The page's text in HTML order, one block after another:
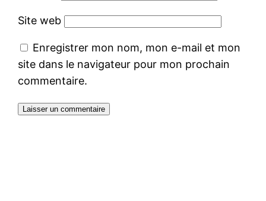
Site web
Enregistrer mon nom, mon e-mail et mon
site dans le navigateur pour mon prochain
commentaire.